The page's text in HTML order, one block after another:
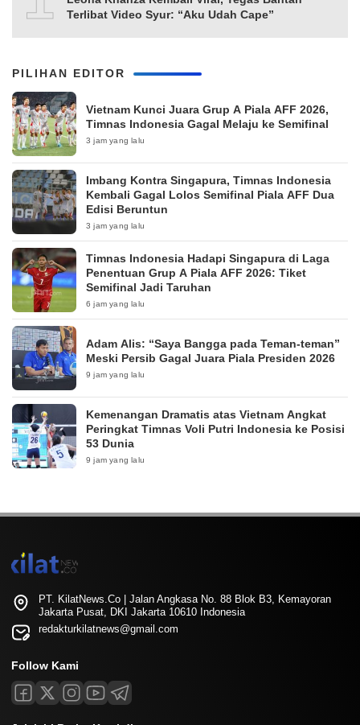
Terlibat Video Syur: “Aku Udah Cape”
PILIHAN EDITOR
Vietnam Kunci Juara Grup A Piala AFF 2026,
Timnas Indonesia Gagal Melaju ke Semifinal
3 jam yang lalu
Imbang Kontra Singapura, Timnas Indonesia
Kembali Gagal Lolos Semifinal Piala AFF Dua
Edisi Beruntun
3 jam yang lalu
Timnas Indonesia Hadapi Singapura di Laga
Penentuan Grup A Piala AFF 2026: Tiket
Semifinal Jadi Taruhan
6 jam yang lalu
Adam Alis: “Saya Bangga pada Teman-teman”
Meski Persib Gagal Juara Piala Presiden 2026
9 jam yang lalu
Kemenangan Dramatis atas Vietnam Angkat
Peringkat Timnas Voli Putri Indonesia ke Posisi
53 Dunia
9 jam yang lalu
PT. KilatNews.Co | Jalan Angkasa No. 88 Blok B3, Kemayoran
Jakarta Pusat, DKI Jakarta 10610 Indonesia
redakturkilatnews@gmail.com
Follow Kami